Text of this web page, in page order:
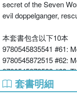
secret of the Seven
evil doppelganger,
本套書包含以下10本
9780545835541 #61:
9780545872515 #62:
9780545872522 #63:
9781338032871 #64:
9781338087758 #65:
套書明細